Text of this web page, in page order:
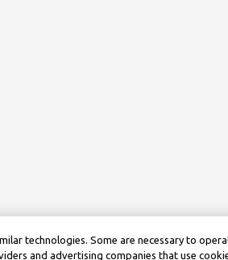
technologies. Some are necessary to
and advertising companies that use